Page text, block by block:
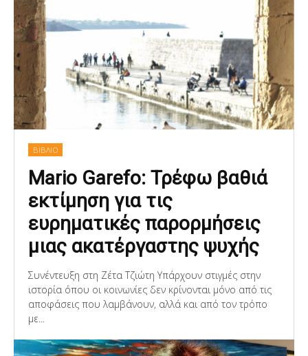
ΒΙΒΛΙΟ
Mario Garefo: Τρέφω βαθιά
εκτίμηση για τις
ευρηματικές παρορμήσεις
μιας ακατέργαστης ψυχής
Συνέντευξη στη Ζέτα Τζιώτη Υπάρχουν στιγμές στην
ιστορία όπου οι κοινωνίες δεν κρίνονται μόνο από τις
αποφάσεις που λαμβάνουν, αλλά και από τον τρόπο
με...